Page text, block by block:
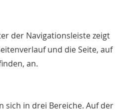
der Navigationsleiste zeigt
und die Seite, auf
an.
sich in drei Bereiche. Auf der